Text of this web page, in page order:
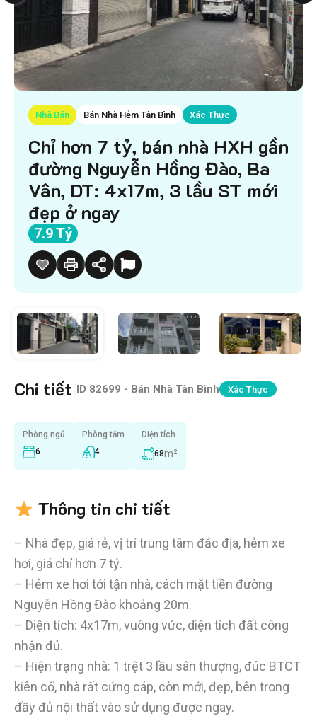
Nhà Bán Bán Nhà Hẻm Tân Bình Xác Thực
Chỉ hơn 7 tỷ, bán nhà HXH gần
đường Nguyễn Hồng Đào, Ba
Vân, DT: 4x17m, 3 lầu ST mới
đẹp ở ngay
7.9 Tỷ
Chi tiết ID 82699 - Bán Nhà Tân Bình Xác Thực
Phòng ngủ
6
Phòng tắm
4
Diện tích
68m²
Thông tin chi tiết
– Nhà đẹp, giá rẻ, vị trí trung tâm đắc địa, hẻm xe
hơi, giá chỉ hơn 7 tỷ.
– Hẻm xe hơi tới tận nhà, cách mặt tiền đường
Nguyễn Hồng Đào khoảng 20m.
– Diện tích: 4x17m, vuông vức, diện tích đất công
nhận đủ.
– Hiện trạng nhà: 1 trệt 3 lầu sân thượng, đúc BTCT
kiên cố, nhà rất cứng cáp, còn mới, đẹp, bên trong
đầy đủ nội thất vào sử dụng được ngay.